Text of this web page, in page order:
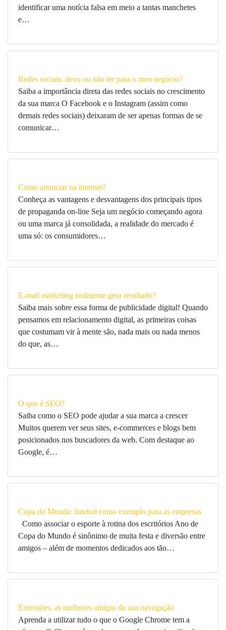
identificar uma notícia falsa em meio a tantas manchetes
e…
Redes sociais: devo ou não ter para o meu negócio?
Saiba a importância direta das redes sociais no crescimento
da sua marca O Facebook e o Instagram (assim como
demais redes sociais) deixaram de ser apenas formas de se
comunicar…
Como anunciar na internet?
Conheça as vantagens e desvantagens dos principais tipos
de propaganda on-line Seja um negócio começando agora
ou uma marca já consolidada, a realidade do mercado é
uma só: os consumidores…
E-mail marketing realmente gera resultado?
Saiba mais sobre essa forma de publicidade digital! Quando
pensamos em relacionamento digital, as primeiras coisas
que costumam vir à mente são, nada mais ou nada menos
do que, as…
O que é SEO?
Saiba como o SEO pode ajudar a sua marca a crescer
Muitos querem ver seus sites, e-commerces e blogs bem
posicionados nos buscadores da web. Com destaque ao
Google, é…
Copa do Mundo: futebol como exemplo para as empresas
Como associar o esporte à rotina dos escritórios Ano de
Copa do Mundo é sinônimo de muita festa e diversão entre
amigos – além de momentos dedicados aos tão…
Extensões, as melhores amigas da sua navegação
Aprenda a utilizar tudo o que o Google Chrome tem a